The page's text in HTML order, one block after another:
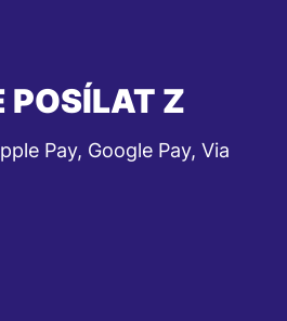
POSÍLAT Z
Pay, Google Pay, Via